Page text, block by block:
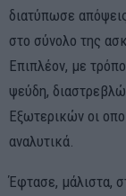
διατύπωσε
στο σύνολο της
Επιπλέον, με
ψεύδη,
Εξωτερικών οι
αναλυτικά.
Έφτασε, μάλιστα,